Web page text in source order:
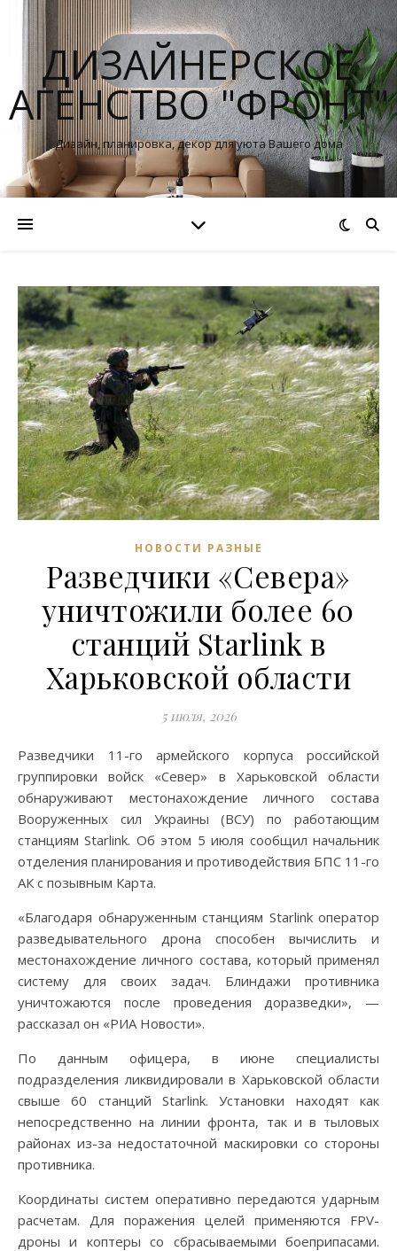
ДИЗАЙНЕРСКОЕ
АГЕНСТВО "ФРОНТ"
Дизайн, планировка, декор для уюта Вашего дома
НОВОСТИ РАЗНЫЕ
Разведчики «Севера»
уничтожили более 60
станций Starlink в
Харьковской области
5 июля, 2026
Разведчики 11-го армейского корпуса российской
группировки войск «Север» в Харьковской области
обнаруживают местонахождение личного состава
Вооруженных сил Украины (ВСУ) по работающим
станциям Starlink. Об этом 5 июля сообщил начальник
отделения планирования и противодействия БПС 11-го
АК с позывным Карта.
«Благодаря обнаруженным станциям Starlink оператор
разведывательного дрона способен вычислить и
местонахождение личного состава, который применял
систему для своих задач. Блиндажи противника
уничтожаются после проведения доразведки», —
рассказал он «РИА Новости».
По данным офицера, в июне специалисты
подразделения ликвидировали в Харьковской области
свыше 60 станций Starlink. Установки находят как
непосредственно на линии фронта, так и в тыловых
районах из-за недостаточной маскировки со стороны
противника.
Координаты систем оперативно передаются ударным
расчетам. Для поражения целей применяются FPV-
дроны и коптеры со сбрасываемыми боеприпасами.